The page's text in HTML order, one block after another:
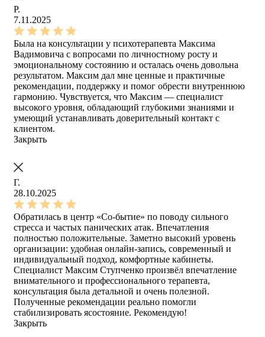
Р.
7.11.2025
Была на консультации у психотерапевта Максима
Вадимовича с вопросами по личностному росту и
эмоциональному состоянию и осталась очень довольна
результатом. Максим дал мне ценные и практичные
рекомендации, поддержку и помог обрести внутреннюю
гармонию. Чувствуется, что Максим — специалист
высокого уровня, обладающий глубокими знаниями и
умеющий устанавливать доверительный контакт с
клиентом.
Закрыть
Г.
28.10.2025
Обратилась в центр «Со-бытие» по поводу сильного
стресса и частых панических атак. Впечатления
полностью положительные. Заметно высокий уровень
организации: удобная онлайн-запись, современный и
индивидуальный подход, комфортные кабинеты.
Специалист Максим Ступченко произвёл впечатление
внимательного и профессионального терапевта,
консультация была детальной и очень полезной.
Полученные рекомендации реально помогли
стабилизировать ясостояние. Рекомендую!
Закрыть